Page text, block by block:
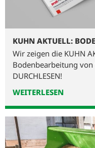
KUHN AKTUELL:
Wir zeigen die KUHN
Bodenbearbeitung von
DURCHLESEN!
WEITERLESEN